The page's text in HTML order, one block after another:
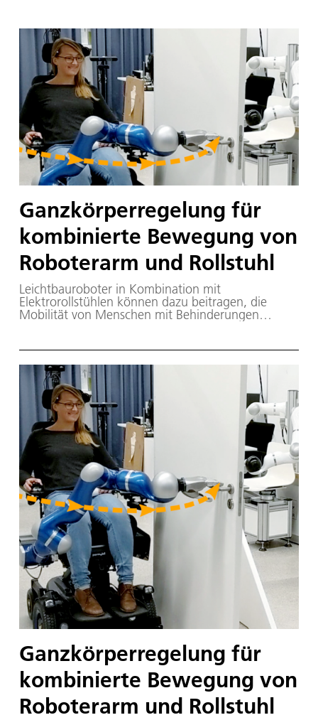
Ganzkörperregelung für
kombinierte Bewegung von
Roboterarm und Rollstuhl
Leichtbauroboter in Kombination mit
Elektrorollstühlen können dazu beitragen, die
Mobilität von Menschen mit Behinderungen
Ganzkörperregelung für
kombinierte Bewegung von
Roboterarm und Rollstuhl